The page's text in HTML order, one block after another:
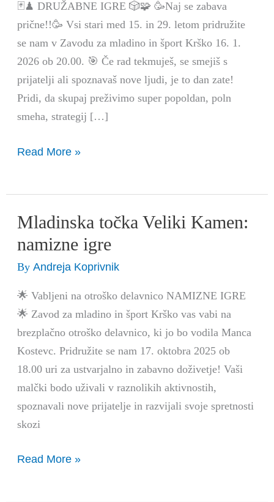
🃏♟ DRUŽABNE IGRE 🎲🧩 🥳Naj se zabava
prične!!🥳 Vsi stari med 15. in 29. letom pridružite
se nam v Zavodu za mladino in šport Krško 16. 1.
2026 ob 20.00. 🎯 Če rad tekmuješ, se smejiš s
prijatelji ali spoznavaš nove ljudi, je to dan zate!
Pridi, da skupaj preživimo super popoldan, poln
smeha, strategij […]
Read More »
Mladinska točka Veliki Kamen:
namizne igre
ByAndreja Koprivnik
🌟 Vabljeni na otroško delavnico NAMIZNE IGRE
🌟 Zavod za mladino in šport Krško vas vabi na
brezplačno otroško delavnico, ki jo bo vodila Manca
Kostevc. Pridružite se nam 17. oktobra 2025 ob
18.00 uri za ustvarjalno in zabavno doživetje! Vaši
malčki bodo uživali v raznolikih aktivnostih,
spoznavali nove prijatelje in razvijali svoje spretnosti
skozi
Mladinska
Kamen:
namizne
igre
Read More »